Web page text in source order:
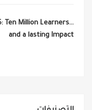
Ten Million Learners…
and a lasting Impact